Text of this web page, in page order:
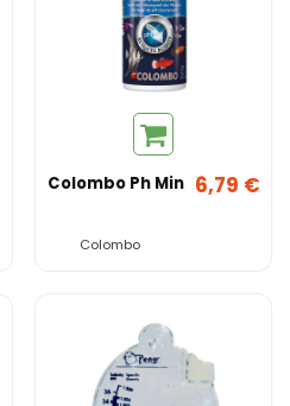
Colombo Ph Min
Colombo
6,79 €